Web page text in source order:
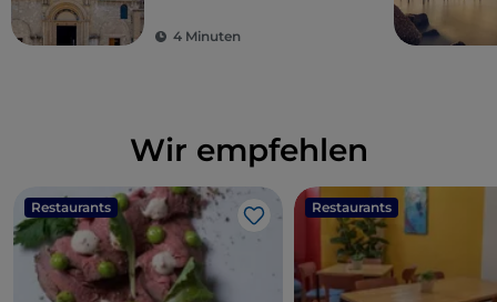
4 Minuten
Wir empfehlen
Restaurants
Like
Restaurants